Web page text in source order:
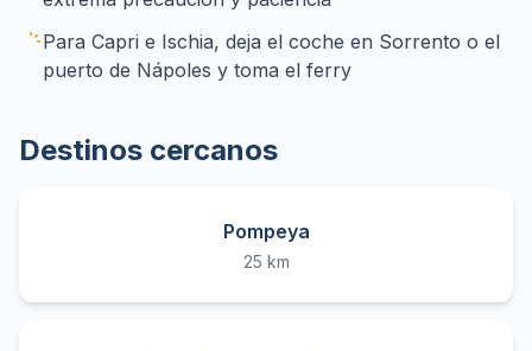
Para Capri e Ischia, deja el coche en Sorrento o el
puerto de Nápoles y toma el ferry
Destinos cercanos
Pompeya
25 km